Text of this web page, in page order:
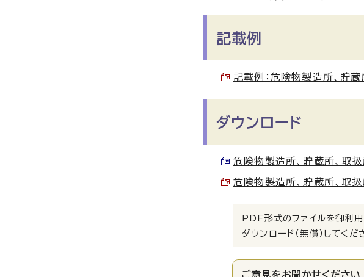
記載例
記載例：危険物製造所、貯
ダウンロード
危険物製造所、貯蔵所、取
危険物製造所、貯蔵所、取
PDF形式のファイルを御利
ダウンロード（無償）してくだ
ご意見をお聞かせください